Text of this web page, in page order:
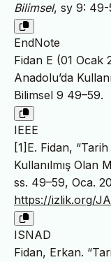
Bilimsel, sy 9: 49-
EndNote
Fidan E (01 Ocak
Anadolu’da
Bilimsel 9 49–59.
IEEE
[1]E. Fidan,
Kullanılmış Olan
ss. 49–59, Oca.
https://izlik.org/
ISNAD
Fidan, Erkan.